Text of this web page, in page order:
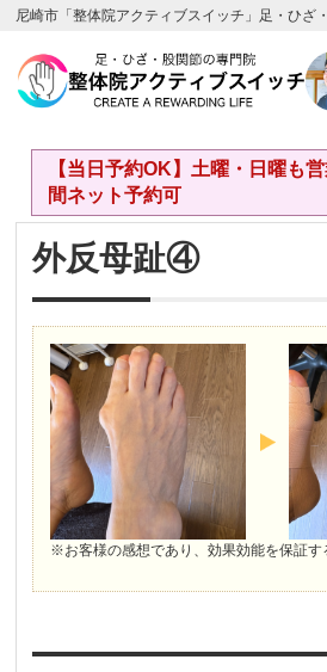
尼崎市「整体院アクティブスイッチ」足・ひざ
【当日予約OK】土曜・
間ネット予約可
外反母趾④
※お客様の感想であり、効果効能を保証す